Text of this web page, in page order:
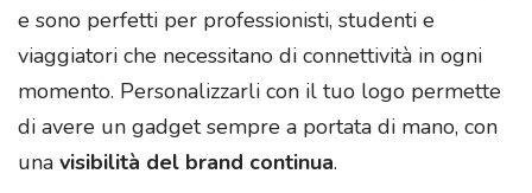
e sono perfetti per professionisti, studenti e
viaggiatori che necessitano di connettività in ogni
momento. Personalizzarli con il tuo logo permette
di avere un gadget sempre a portata di mano, con
una visibilità del brand continua.